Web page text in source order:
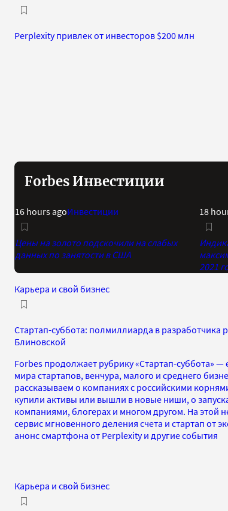
Perplexity привлек от инвесторов $200 млн
Forbes Инвестиции
16 hours agoИнвестиции
Цены на золото подскочили на слабых
данных по занятости в США
18
2021
Карьера и свой бизнес
Стартап-суббота: полмиллиарда в разработчика
Блиновской
Forbes продолжает рубрику «Стартап-суббота»
мира стартапов, венчура, малого и среднего
рассказываем о компаниях с российскими
купили активы или вышли в новые ниши, о
компаниями, блогерах и многом другом. На этой
сервис мгновенного деления счета и стартап от
анонс смартфона от Perplexity и другие события
Карьера и свой бизнес